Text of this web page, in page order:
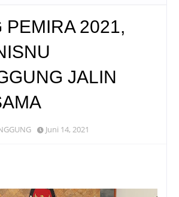
PEMIRA 2021,
JALIN
Juni 14, 2021